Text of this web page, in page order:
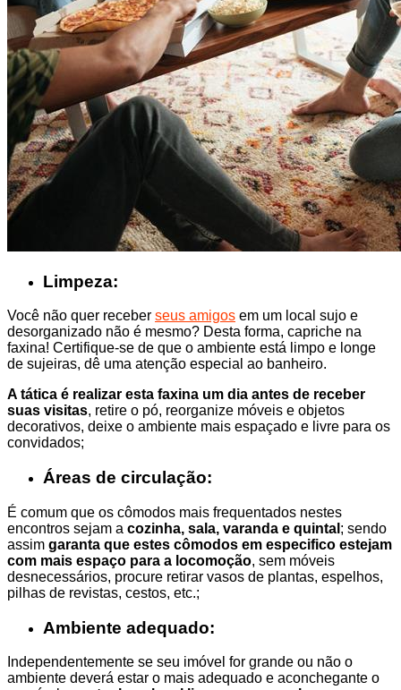
Limpeza:
Você não quer receber seus amigos em um local sujo e
desorganizado não é mesmo? Desta forma, capriche na
faxina! Certifique-se de que o ambiente está limpo e longe
de sujeiras, dê uma atenção especial ao banheiro.
A tática é realizar esta faxina um dia antes de receber
suas visitas, retire o pó, reorganize móveis e objetos
decorativos, deixe o ambiente mais espaçado e livre para os
convidados;
Áreas de circulação:
É comum que os cômodos mais frequentados nestes
encontros sejam a cozinha, sala, varanda e quintal ; sendo
assim garanta que estes cômodos em especifico estejam
com mais espaço para a locomoção, sem móveis
desnecessários, procure retirar vasos de plantas, espelhos,
pilhas de revistas, cestos, etc.;
Ambiente adequado:
Independentemente se seu imóvel for grande ou não o
ambiente deverá estar o mais adequado e aconchegante o